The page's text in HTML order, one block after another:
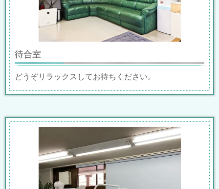
待合室
どうぞリラックスしてお待ちください。